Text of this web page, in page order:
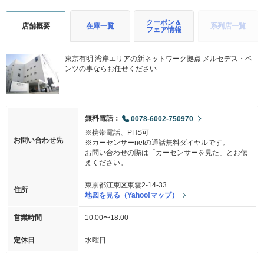
店舗概要 在庫一覧
クーポン＆
フェア情報
系列店一覧
東京有明 湾岸エリアの新ネットワーク拠点 メルセデス・ベ
ンツの事ならお任せください
お問い合わせ先
無料電話：
0078-6002-750970
※携帯電話、PHS可
※カーセンサーnetの通話無料ダイヤルです。
お問い合わせの際は「カーセンサーを見た」とお伝
えください。
住所
東京都江東区東雲2-14-33
地図を見る（Yahoo!マップ）
営業時間 10:00〜18:00
定休日 水曜日